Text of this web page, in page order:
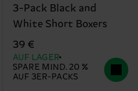
3-Pack Black and
White Short Boxers
39 €
AUF LAGER
SPARE MIND. 20 %
AUF 3ER-PACKS